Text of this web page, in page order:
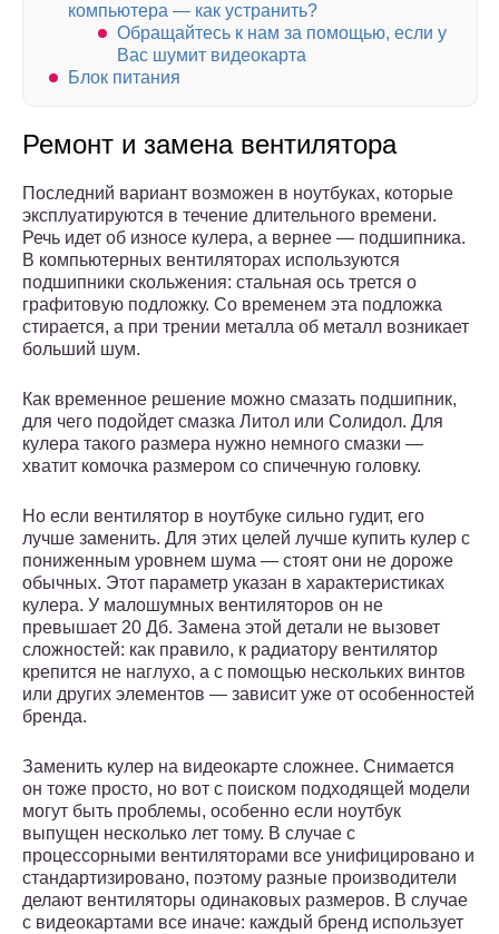
компьютера — как устранить?
Обращайтесь к нам за помощью, если у
Вас шумит видеокарта
Блок питания
Ремонт и замена вентилятора
Последний вариант возможен в ноутбуках, которые
эксплуатируются в течение длительного времени.
Речь идет об износе кулера, а вернее — подшипника.
В компьютерных вентиляторах используются
подшипники скольжения: стальная ось трется о
графитовую подложку. Со временем эта подложка
стирается, а при трении металла об металл возникает
больший шум.
Как временное решение можно смазать подшипник,
для чего подойдет смазка Литол или Солидол. Для
кулера такого размера нужно немного смазки —
хватит комочка размером со спичечную головку.
Но если вентилятор в ноутбуке сильно гудит, его
лучше заменить. Для этих целей лучше купить кулер с
пониженным уровнем шума — стоят они не дороже
обычных. Этот параметр указан в характеристиках
кулера. У малошумных вентиляторов он не
превышает 20 Дб. Замена этой детали не вызовет
сложностей: как правило, к радиатору вентилятор
крепится не наглухо, а с помощью нескольких винтов
или других элементов — зависит уже от особенностей
бренда.
Заменить кулер на видеокарте сложнее. Снимается
он тоже просто, но вот с поиском подходящей модели
могут быть проблемы, особенно если ноутбук
выпущен несколько лет тому. В случае с
процессорными вентиляторами все унифицировано и
стандартизировано, поэтому разные производители
делают вентиляторы одинаковых размеров. В случае
с видеокартами все иначе: каждый бренд использует